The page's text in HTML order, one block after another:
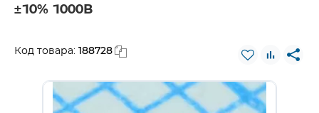
±10% 1000В
Код товара: 188728